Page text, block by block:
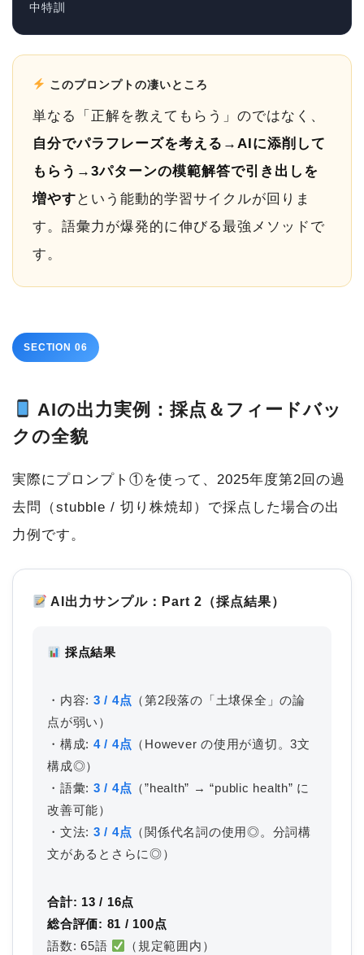
中特訓
このプロンプトの凄いところ
単なる「正解を教えてもらう」のではなく、
自分でパラフレーズを考える→AIに添削して
もらう→3パターンの模範解答で引き出しを
増やす という能動的学習サイクルが回りま
す。語彙力が爆発的に伸びる最強メソッドで
す。
SECTION 06
AIの出力実例：採点＆フィードバッ
クの全貌
実際にプロンプト①を使って、2025年度第2回の過
去問（stubble / 切り株焼却）で採点した場合の出
力例です。
AI出力サンプル：Part 2（採点結果）
採点結果
・内容: 3 / 4点 （第2段落の「土壌保全」の論
点が弱い）
・構成: 4 / 4点 （However の使用が適切。3文
構成◎）
・語彙: 3 / 4点 （”health” → “public health” に
改善可能）
・文法: 3 / 4点 （関係代名詞の使用◎。分詞構
文があるとさらに◎）
合計: 13 / 16点
総合評価: 81 / 100点
語数: 65語
（規定範囲内）